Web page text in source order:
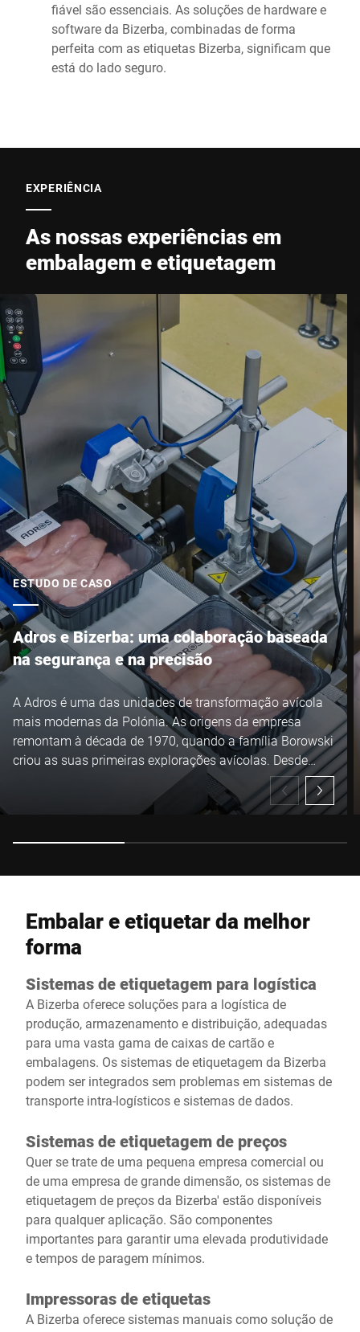
fiável são essenciais. As soluções de hardware e
software da Bizerba, combinadas de forma
perfeita com as etiquetas Bizerba, significam que
está do lado seguro.
EXPERIÊNCIA
As nossas experiências em
embalagem e etiquetagem
ESTUDO DE CASO
Adros e Bizerba: uma colaboração baseada
na segurança e na precisão
A Adros é uma das unidades de transformação avícola
mais modernas da Polónia. As origens da empresa
remontam à década de 1970, quando a família Borowski
criou as suas primeiras explorações avícolas. Desde
2002, o matadouro Adros tem crescido de forma
constante, investindo em equipamentos e tecnologias
modernas e tornando-se um dos principais produtores
Embalar e etiquetar da melhor
forma
Sistemas de etiquetagem para logística
A Bizerba oferece soluções para a logística de
produção, armazenamento e distribuição, adequadas
para uma vasta gama de caixas de cartão e
embalagens. Os sistemas de etiquetagem da Bizerba
podem ser integrados sem problemas em sistemas de
transporte intra-logísticos e sistemas de dados.
Sistemas de etiquetagem de preços
Quer se trate de uma pequena empresa comercial ou
de uma empresa de grande dimensão, os sistemas de
etiquetagem de preços da Bizerba' estão disponíveis
para qualquer aplicação. São componentes
importantes para garantir uma elevada produtividade
e tempos de paragem mínimos.
Impressoras de etiquetas
A Bizerba oferece sistemas manuais como solução de